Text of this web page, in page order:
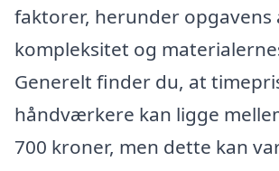
faktorer, herunder opgavens
kompleksitet og
Generelt finder du, at
håndværkere kan ligge
700 kroner, men dette kan